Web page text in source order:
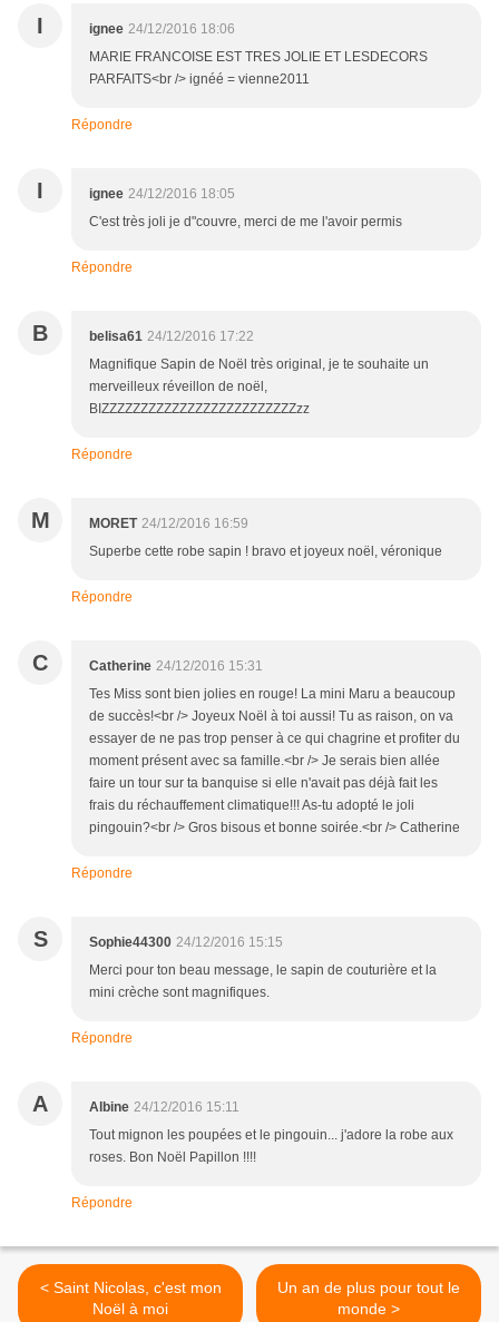
I ignee 24/12/2016 18:06
MARIE FRANCOISE EST TRES JOLIE ET LESDECORS
PARFAITS<br /> ignéé = vienne2011
Répondre
I ignee 24/12/2016 18:05
C'est très joli je d"couvre, merci de me l'avoir permis
Répondre
B belisa61 24/12/2016 17:22
Magnifique Sapin de Noël très original, je te souhaite un
merveilleux réveillon de noël,
BIZZZZZZZZZZZZZZZZZZZZZZZZZzz
Répondre
M MORET 24/12/2016 16:59
Superbe cette robe sapin ! bravo et joyeux noël, véronique
Répondre
C Catherine 24/12/2016 15:31
Tes Miss sont bien jolies en rouge! La mini Maru a beaucoup
de succès!<br /> Joyeux Noël à toi aussi! Tu as raison, on va
essayer de ne pas trop penser à ce qui chagrine et profiter du
moment présent avec sa famille.<br /> Je serais bien allée
faire un tour sur ta banquise si elle n'avait pas déjà fait les
frais du réchauffement climatique!!! As-tu adopté le joli
pingouin?<br /> Gros bisous et bonne soirée.<br /> Catherine
Répondre
S Sophie44300 24/12/2016 15:15
Merci pour ton beau message, le sapin de couturière et la
mini crèche sont magnifiques.
Répondre
A Albine 24/12/2016 15:11
Tout mignon les poupées et le pingouin... j'adore la robe aux
roses. Bon Noël Papillon !!!!
Répondre
< Saint Nicolas, c'est mon
Noël à moi
Un an de plus pour tout le
monde >